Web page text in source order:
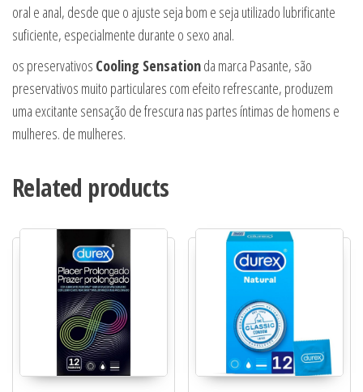
oral e anal, desde que o ajuste seja bom e seja utilizado lubrificante
suficiente, especialmente durante o sexo anal.
os preservativos Cooling Sensationda marca Pasante, são
preservativos muito particulares com efeito refrescante, produzem
uma excitante sensação de frescura nas partes íntimas de homens e
mulheres. de mulheres.
Related products